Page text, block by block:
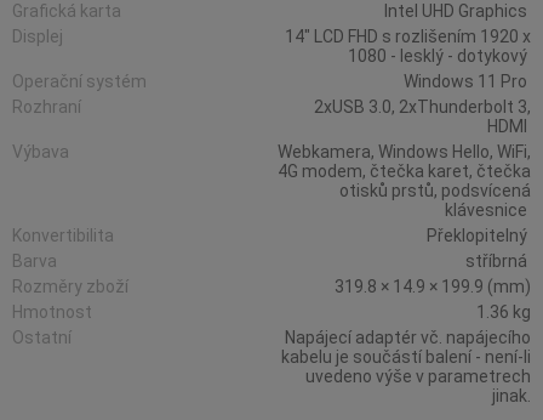
Grafická karta
Intel UHD Graphics
Displej
14" LCD FHD s rozlišením 1920 x
1080 - lesklý - dotykový
Operační systém
Windows 11 Pro
Rozhraní
2xUSB 3.0, 2xThunderbolt 3,
HDMI
Výbava
Webkamera, Windows Hello, WiFi,
4G modem, čtečka karet, čtečka
otisků prstů, podsvícená
klávesnice
Konvertibilita
Překlopitelný
Barva
stříbrná
Rozměry zboží
319.8 × 14.9 × 199.9 (mm)
Hmotnost
1.36 kg
Ostatní
Napájecí adaptér vč. napájecího
kabelu je součástí balení - není-li
uvedeno výše v parametrech
jinak.